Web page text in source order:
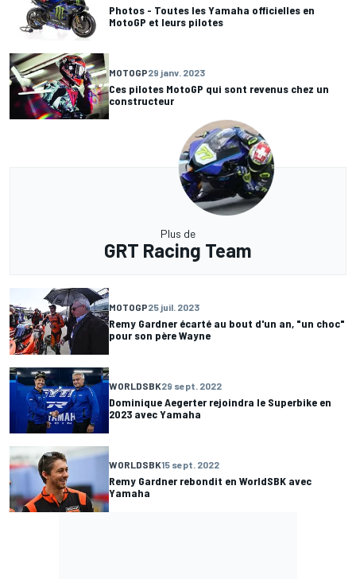
Photos - Toutes les Yamaha officielles en
MotoGP et leurs pilotes
MOTOGP29 janv. 2023
Ces pilotes MotoGP qui sont revenus chez un
constructeur
Plus de
GRT Racing Team
MOTOGP25 juil. 2023
Remy Gardner écarté au bout d'un an, "un choc"
pour son père Wayne
WORLDSBK29 sept. 2022
Dominique Aegerter rejoindra le Superbike en
2023 avec Yamaha
WORLDSBK15 sept. 2022
Remy Gardner rebondit en WorldSBK avec
Yamaha